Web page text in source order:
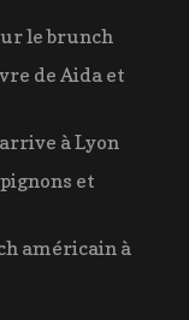
le brunch
de Aida et
à Lyon
et
américain à